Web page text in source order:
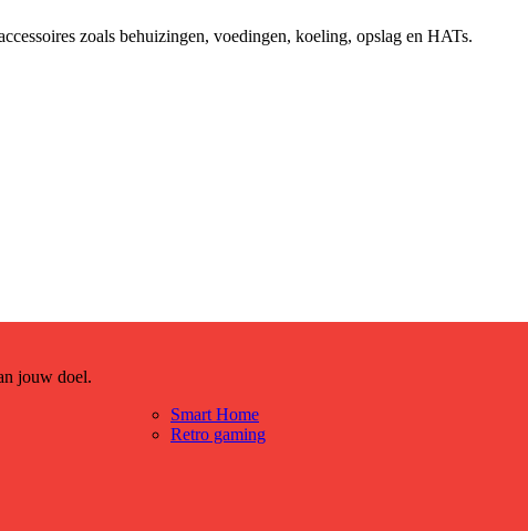
zoals behuizingen, voedingen, koeling, opslag en HATs.
jouw doel.
Smart Home
Retro gaming